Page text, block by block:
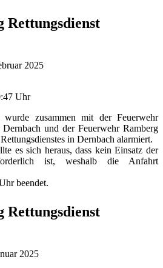
Rettungsdienst
2025
Uhr
wurde zusammen mit der Feuerwehr
und der Feuerwehr Ramberg
in Dernbach alarmiert.
es sich heraus, dass kein Einsatz der
ist, weshalb die Anfahrt
beendet.
Rettungsdienst
2025